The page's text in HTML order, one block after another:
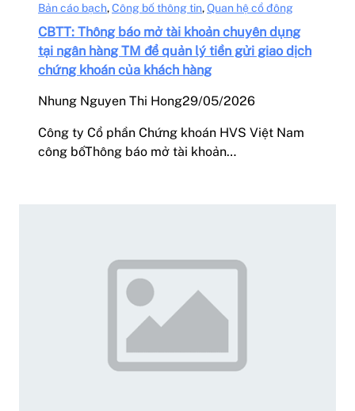
Bản cáo bạch, Công bố thông tin, Quan hệ cổ đông
CBTT: Thông báo mở tài khoản chuyên dụng
tại ngân hàng TM để quản lý tiền gửi giao dịch
chứng khoán của khách hàng
Nhung Nguyen Thi Hong29/05/2026
Công ty Cổ phần Chứng khoán HVS Việt Nam
công bốThông báo mở tài khoản…